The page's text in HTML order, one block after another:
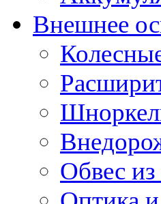
Внешнее
Обвес